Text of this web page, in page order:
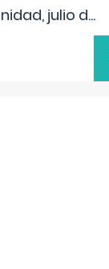
julio d...